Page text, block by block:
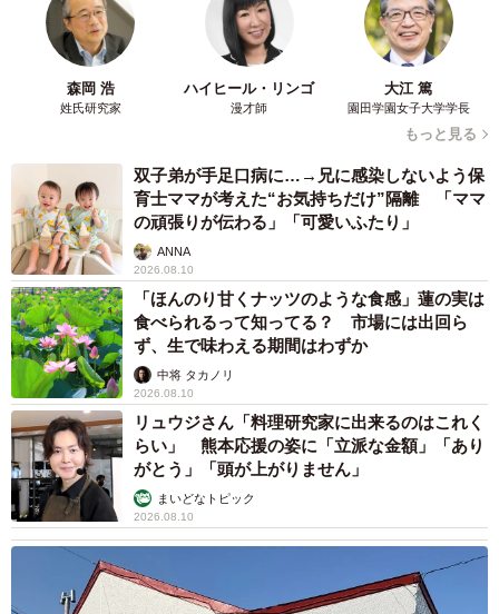
森岡 浩
姓氏研究家
ハイヒール・リンゴ
漫才師
大江 篤
園田学園女子大学学長
もっと見る
双子弟が手足口病に…→兄に感染しないよう保
育士ママが考えた“お気持ちだけ”隔離 「ママ
の頑張りが伝わる」「可愛いふたり」
ANNA
2026.08.10
「ほんのり甘くナッツのような食感」蓮の実は
食べられるって知ってる？ 市場には出回ら
ず、生で味わえる期間はわずか
中将 タカノリ
2026.08.10
リュウジさん「料理研究家に出来るのはこれく
らい」 熊本応援の姿に「立派な金額」「あり
がとう」「頭が上がりません」
まいどなトピック
2026.08.10